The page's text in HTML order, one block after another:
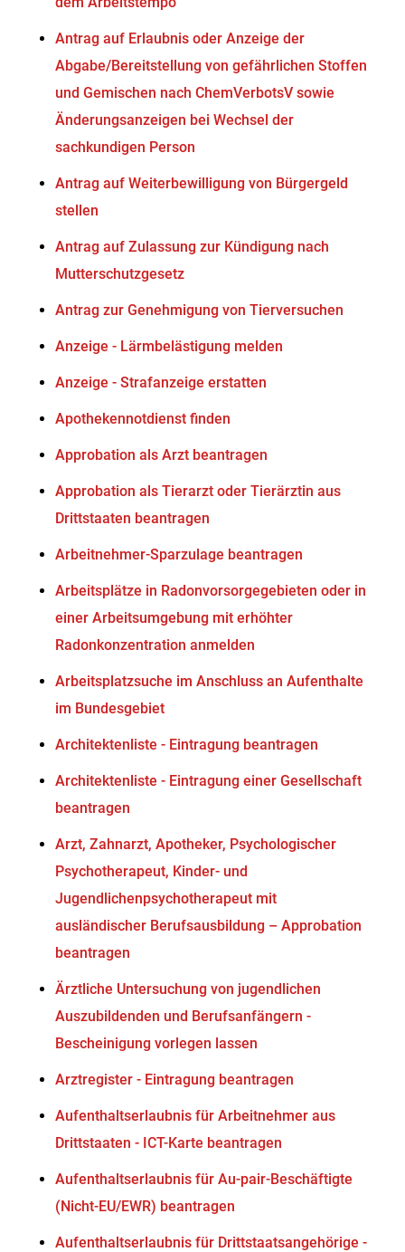
Antrag auf Erlaubnis oder Anzeige der
Abgabe/Bereitstellung von gefährlichen Stoffen
und Gemischen nach ChemVerbotsV sowie
Änderungsanzeigen bei Wechsel der
sachkundigen Person
Antrag auf Weiterbewilligung von Bürgergeld
stellen
Antrag auf Zulassung zur Kündigung nach
Mutterschutzgesetz
Antrag zur Genehmigung von Tierversuchen
Anzeige - Lärmbelästigung melden
Anzeige - Strafanzeige erstatten
Apothekennotdienst finden
Approbation als Arzt beantragen
Approbation als Tierarzt oder Tierärztin aus
Drittstaaten beantragen
Arbeitnehmer-Sparzulage beantragen
Arbeitsplätze in Radonvorsorgegebieten oder in
einer Arbeitsumgebung mit erhöhter
Radonkonzentration anmelden
Arbeitsplatzsuche im Anschluss an Aufenthalte
im Bundesgebiet
Architektenliste - Eintragung beantragen
Architektenliste - Eintragung einer Gesellschaft
beantragen
Arzt, Zahnarzt, Apotheker, Psychologischer
Psychotherapeut, Kinder- und
Jugendlichenpsychotherapeut mit
ausländischer Berufsausbildung – Approbation
beantragen
Ärztliche Untersuchung von jugendlichen
Auszubildenden und Berufsanfängern -
Bescheinigung vorlegen lassen
Arztregister - Eintragung beantragen
Aufenthaltserlaubnis für Arbeitnehmer aus
Drittstaaten - ICT-Karte beantragen
Aufenthaltserlaubnis für Au-pair-Beschäftigte
(Nicht-EU/EWR) beantragen
Aufenthaltserlaubnis für Drittstaatsangehörige -